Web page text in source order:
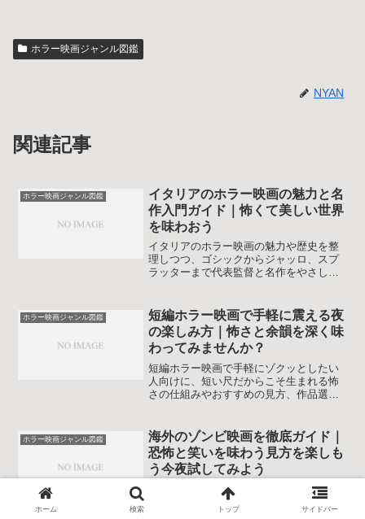
ホラー映画ジャンル図鑑
NYAN
関連記事
ホラー映画ジャンル図鑑
イタリアのホラー映画の魅力と名
作入門ガイド｜怖くて美しい世界
を味わおう
イタリアのホラー映画の魅力や歴史を整
理しつつ、ゴシックからジャッロ、スプ
ラッターまで代表監督と名作をやさしく
り、独自の美しさと怖さをじっくり味わ
えます。
ホラー映画ジャンル図鑑
短編ホラー映画で手軽に震える夜
の楽しみ方｜怖さと余韻を深く味
わってみませんか？
短編ホラー映画で手軽にゾクッとしたい
人向けに、短い尺だからこそ生まれる怖
さの仕組みやおすすめの見方、作品選び
っと楽しめる視点が身につきます。一人
観賞にも配信サービス選びにも役立つ内
容です。
ホラー映画ジャンル図鑑
海外のゾンビ映画を徹底ガイド｜
恐怖と笑いを味わう見方を楽しも
う今夜試してみよう
海外のゾンビ映画を知りたい人向けに、
クラシックから最新作までの魅力と選び
方、国別の特徴や名作リストを解説しま
ホーム 検索 トップ サイドバー